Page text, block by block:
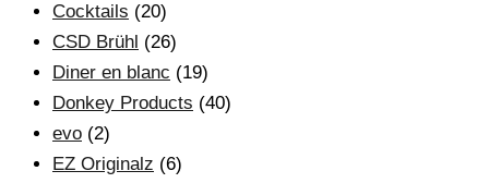
Cocktails (20)
CSD Brühl (26)
Diner en blanc (19)
Donkey Products (40)
evo (2)
EZ Originalz (6)